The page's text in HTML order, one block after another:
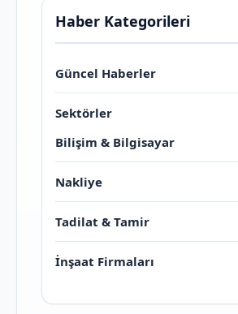
Haber Kategorileri
Güncel Haberler
Sektörler
Bilişim & Bilgisayar
Nakliye
Tadilat & Tamir
İnşaat Firmaları